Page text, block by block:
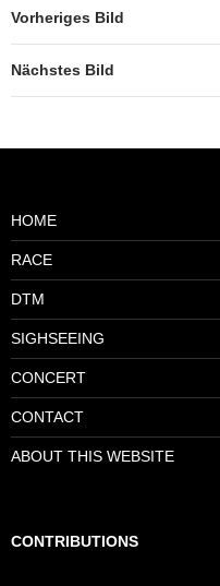
Vorheriges Bild
Nächstes Bild
HOME
RACE
DTM
SIGHSEEING
CONCERT
CONTACT
ABOUT THIS WEBSITE
CONTRIBUTIONS